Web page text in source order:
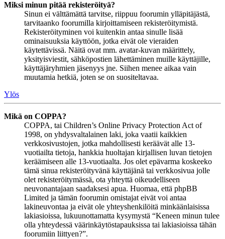
Miksi minun pitää rekisteröityä?
Sinun ei välttämättä tarvitse, riippuu foorumin ylläpitäjästä,
tarvitaanko foorumilla kirjoittamiseen rekisteröitymistä.
Rekisteröityminen voi kuitenkin antaa sinulle lisää
ominaisuuksia käyttöön, jotka eivät ole vieraiden
käytettävissä. Näitä ovat mm. avatar-kuvan määrittely,
yksityisviestit, sähköpostien lähettäminen muille käyttäjille,
käyttäjäryhmien jäsenyys jne. Siihen menee aikaa vain
muutamia hetkiä, joten se on suositeltavaa.
Ylös
Mikä on COPPA?
COPPA, tai Children’s Online Privacy Protection Act of
1998, on yhdysvaltalainen laki, joka vaatii kaikkien
verkkosivustojen, jotka mahdollisesti keräävät alle 13-
vuotiailta tietoja, hankkia huoltajan kirjallisen luvan tietojen
keräämiseen alle 13-vuotiaalta. Jos olet epävarma koskeeko
tämä sinua rekisteröityvänä käyttäjänä tai verkkosivua jolle
olet rekisteröitymässä, ota yhteyttä oikeudelliseen
neuvonantajaan saadaksesi apua. Huomaa, että phpBB
Limited ja tämän foorumin omistajat eivät voi antaa
lakineuvontaa ja eivät ole yhteyshenkilöitä minkäänlaisissa
lakiasioissa, lukuunottamatta kysymystä “Keneen minun tulee
olla yhteydessä väärinkäytöstapauksissa tai lakiasioissa tähän
foorumiin liittyen?”.